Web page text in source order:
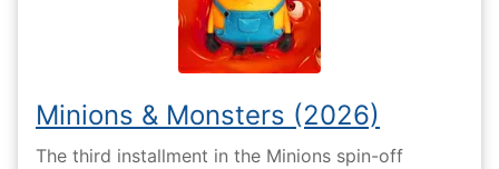
Minions & Monsters (2026)
The third installment in the Minions spin-off